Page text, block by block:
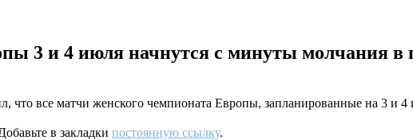
3 и 4 июля начнутся с минуты молчания
что все матчи женского чемпионата Европы, запланированные на 3
в закладки постоянную ссылку.